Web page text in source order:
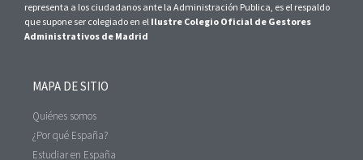
representa a los ciudadanos ante la Administración Publica, es el respaldo
que supone ser colegiado en el Ilustre Colegio Oficial de Gestores
Administrativos de Madrid
MAPA DE SITIO
Quiénes somos
¿Por qué España?
Estudiar en España